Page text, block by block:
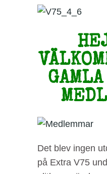
Det blev ingen
på Extra V75